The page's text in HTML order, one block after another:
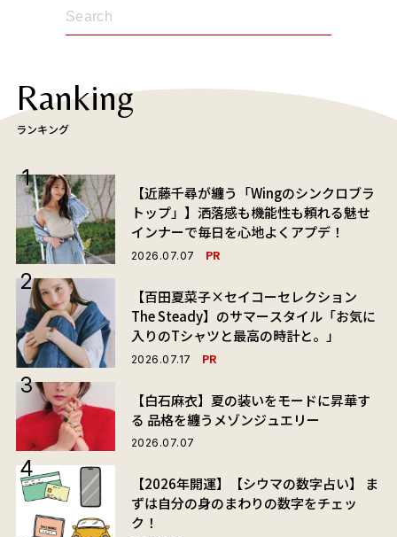
Ranking
ランキング
【近藤千尋が纏う「Wingのシンクロブラ
トップ」】洒落感も機能性も頼れる魅せ
インナーで毎日を心地よくアプデ！
2026.07.07 PR
【百田夏菜子×セイコーセレクション
The Steady】のサマースタイル「お気に
入りのTシャツと最高の時計と。」
2026.07.17 PR
【白石麻衣】夏の装いをモードに昇華す
る 品格を纏うメゾンジュエリー
2026.07.07
【2026年開運】【シウマの数字占い】 ま
ずは自分の身のまわりの数字をチェッ
ク！